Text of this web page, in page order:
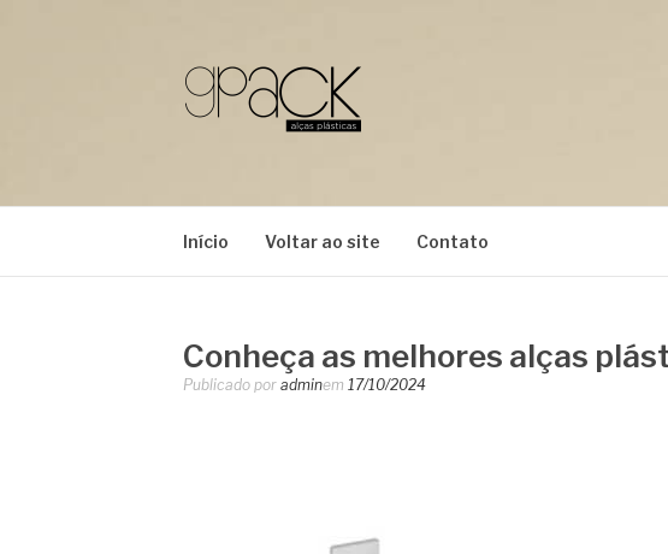
Início Voltar ao site Contato
Conheça as melhores alças
Publicado por adminem 17/10/2024